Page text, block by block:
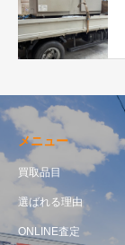
メニュー
買取品目
選ばれる理由
ONLINE査定